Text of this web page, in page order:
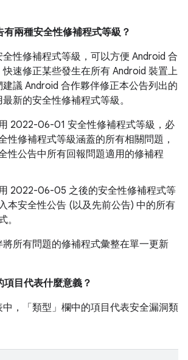
兩種安全性修補程式等級？
性修補程式等級，可以方便 Android 合
速修正某些發生在所有 Android 裝置上
議 Android 合作夥伴修正本公告列出的
新的安全性修補程式等級。
2022-06-01 安全性修補程式等級，必
性修補程式等級涵蓋的所有相關問題，
性公告中所有回報問題適用的修補程
2022-06-05 之後的安全性修補程式等
本安全性公告 (以及先前公告) 中的所有
。
所有問題的修補程式彙整在單一更新
項目代表什麼意義？
，「類型」 欄中的項目代表安全漏洞類